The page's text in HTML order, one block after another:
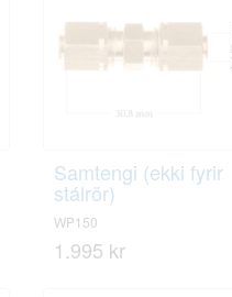
Samtengi (ekki fyrir
stálrör)
WP150
1.995 kr